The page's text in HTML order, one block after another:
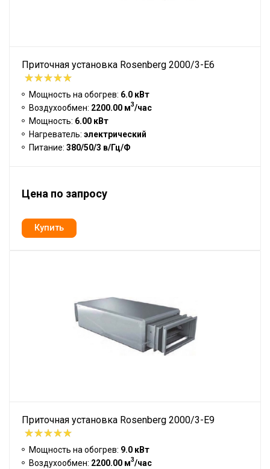
Приточная установка Rosenberg 2000/3-E6
Мощность на обогрев: 6.0 кВт
Воздухообмен: 2200.00 м3/час
Мощность: 6.00 кВт
Нагреватель: электрический
Питание: 380/50/3 в/Гц/Ф
Цена по запросу
Приточная установка Rosenberg 2000/3-E9
Мощность на обогрев: 9.0 кВт
Воздухообмен: 2200.00 м3/час